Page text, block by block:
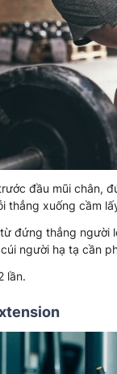
đầu mũi chân,
thẳng xuống cầm
đứng thẳng người
người hạ tạ cần
lần.